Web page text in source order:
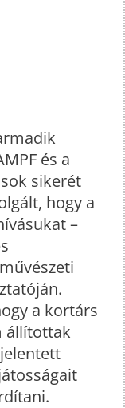
és a
sikerét
hogy a
–
a kortárs
állítottak